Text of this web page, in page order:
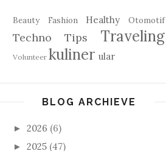
Beauty Fashion Healthy Otomotif
Techno Tips Traveling
Volunteer kuliner ular
BLOG ARCHIEVE
► 2026 (6)
► 2025 (47)